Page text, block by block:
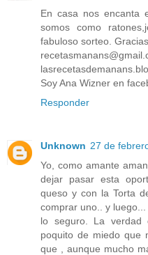
En casa nos encanta
somos como
fabuloso sorteo.
Soy Ana Wizner en
Responder
Unknown 27 de
Yo, como amante
dejar pasar esta
queso y con la Torta
comprar uno.. y
lo seguro. La
poquito de miedo que
que , aunque mucho